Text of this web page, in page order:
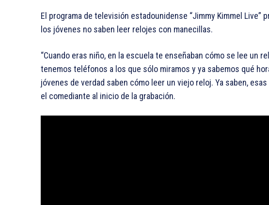
El programa de televisión estadounidense “Jimmy Kimmel Live”
los jóvenes no saben leer relojes con manecillas.
“Cuando eras niño, en la escuela te enseñaban cómo se lee un
tenemos teléfonos a los que sólo miramos y ya sabemos qué
jóvenes de verdad saben cómo leer un viejo reloj. Ya saben,
el comediante al inicio de la grabación.